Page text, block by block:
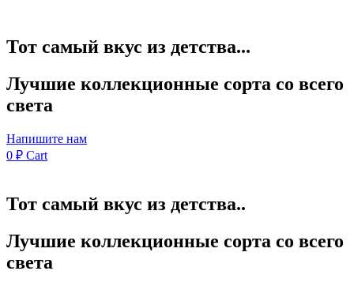
Тот самый вкус из детства...
Лучшие коллекционные сорта со всего
света
Напишите нам
0 ₽ Cart
Тот самый вкус из детства..
Лучшие коллекционные сорта со всего
света